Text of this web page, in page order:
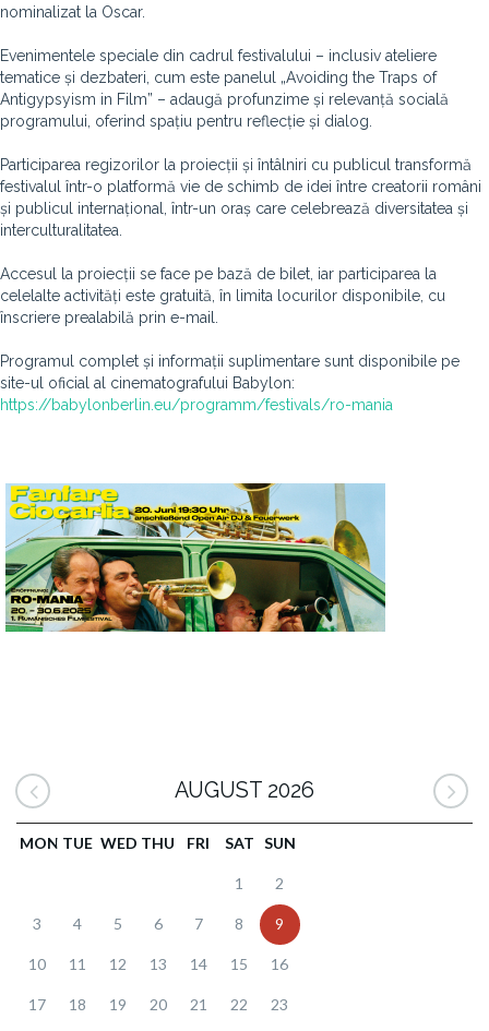
nominalizat la Oscar.
Evenimentele speciale din cadrul festivalului – inclusiv ateliere
tematice și dezbateri, cum este panelul „Avoiding the Traps of
Antigypsyism in Film” – adaugă profunzime și relevanță socială
programului, oferind spațiu pentru reflecție și dialog.
Participarea regizorilor la proiecții și întâlniri cu publicul transformă
festivalul într-o platformă vie de schimb de idei între creatorii români
și publicul internațional, într-un oraș care celebrează diversitatea și
interculturalitatea.
Accesul la proiecții se face pe bază de bilet, iar participarea la
celelalte activități este gratuită, în limita locurilor disponibile, cu
înscriere prealabilă prin e-mail.
Programul complet și informații suplimentare sunt disponibile pe
site-ul oficial al cinematografului Babylon:
https://babylonberlin.eu/programm/festivals/ro-mania
AUGUST 2026
MON TUE WED THU FRI SAT SUN
1 2
3 4 5 6 7 8 9
10 11 12 13 14 15 16
17 18 19 20 21 22 23